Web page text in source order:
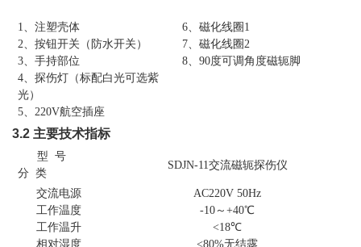
1、 注塑壳体 6、 磁化线圈 1
2、 按钮开关 （防水开关） 7、 磁化线圈 2
3、 手持部位
8、90度可调角度磁轭脚
4、 探伤灯 （标配白光可选紫
光）
5、 220V航空插座
3.2 主要技术指标
型 号
分 类
SDJN-11 交流磁轭探伤仪
交流电源
AC220V 50Hz
工作温度
-10～+40℃
工作温升
<18℃
相对湿度
<80%无结露